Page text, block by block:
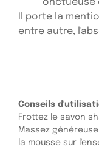
onctueuse
Il porte la
entre autre,
Conseils
Frottez le savon
Massez
la mousse sur